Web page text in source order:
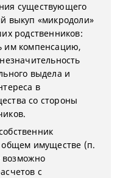
существующего
выкуп «микродоли»
родственников:
им компенсацию,
выдела и
в
со стороны
общем имуществе (п.
возможно
с